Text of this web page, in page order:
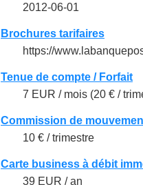
2012-06-01
Brochures tarifaires
https://
Tenue de compte / Forfait
7 EUR / mois (20 € /
Commission de
10 € / trimestre
Carte business à débit
39 EUR / an